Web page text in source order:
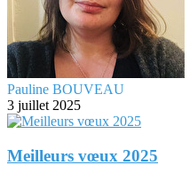
Pauline BOUVEAU
3 juillet 2025
Meilleurs vœux 2025